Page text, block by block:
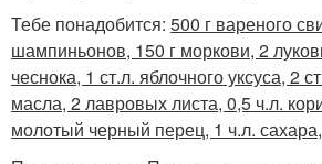
Тебе понадобится: 500 г вареного
шампиньонов, 150 г моркови, 2
чеснока, 1 ст.л. яблочного уксуса, 2
масла, 2 лавровых листа, 0,5 ч.л.
молотый черный перец, 1 ч.л.